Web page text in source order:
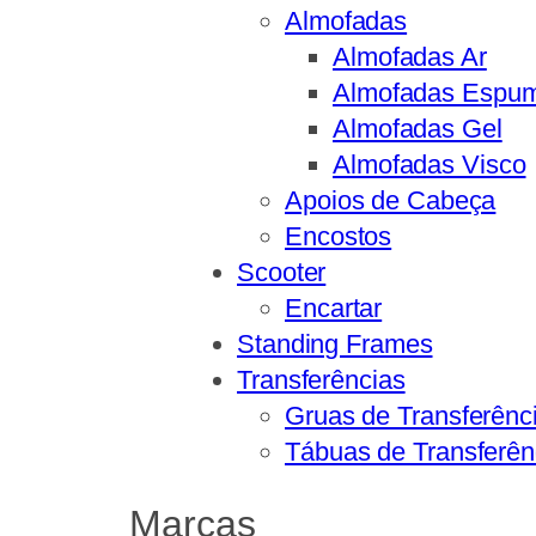
Almofadas
Almofadas Ar
Almofadas
Almofadas Gel
Almofadas Visco
Apoios de Cabeça
Encostos
Scooter
Encartar
Standing Frames
Transferências
Gruas de
Tábuas de
Marcas